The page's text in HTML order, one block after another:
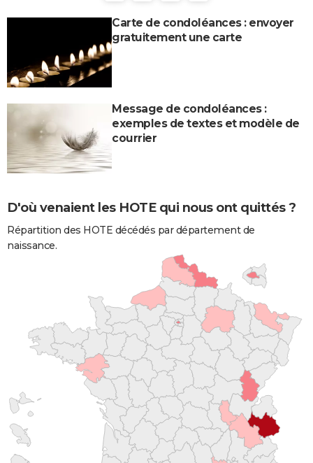
Carte de condoléances : envoyer
gratuitement une carte
Message de condoléances :
exemples de textes et modèle de
courrier
D'où venaient les HOTE qui nous ont quittés ?
Répartition des HOTE décédés par département de
naissance.